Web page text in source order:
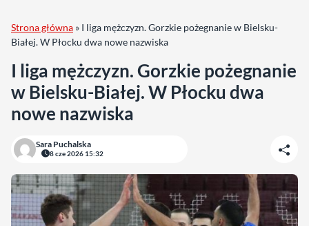
Strona główna » I liga mężczyzn. Gorzkie pożegnanie w Bielsku-
Białej. W Płocku dwa nowe nazwiska
I liga mężczyzn. Gorzkie pożegnanie
w Bielsku-Białej. W Płocku dwa
nowe nazwiska
Sara Puchalska
8 cze 2026 15:32